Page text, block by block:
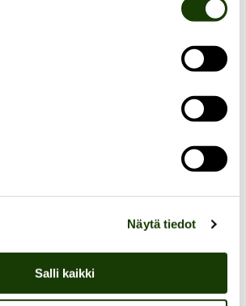
Näytä tiedot
Salli kaikki
kriittisesti ihmiskeskeistä
tapoja. Haapojan ja
teoksia on esitetty laajalti sekä
lukuisilla taidepalkinnoilla, mm.
(2016) ja Suomen
Dukaattipalkinto (2008).